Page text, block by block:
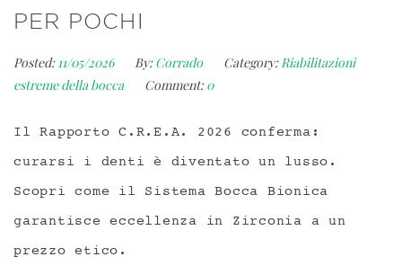
PER POCHI
Posted: 11/05/2026 By: Corrado Category:Riabilitazioni
estreme della bocca
Comment:0
Il Rapporto C.R.E.A. 2026 conferma:
curarsi i denti è diventato un lusso.
Scopri come il Sistema Bocca Bionica
garantisce eccellenza in Zirconia a un
prezzo etico.